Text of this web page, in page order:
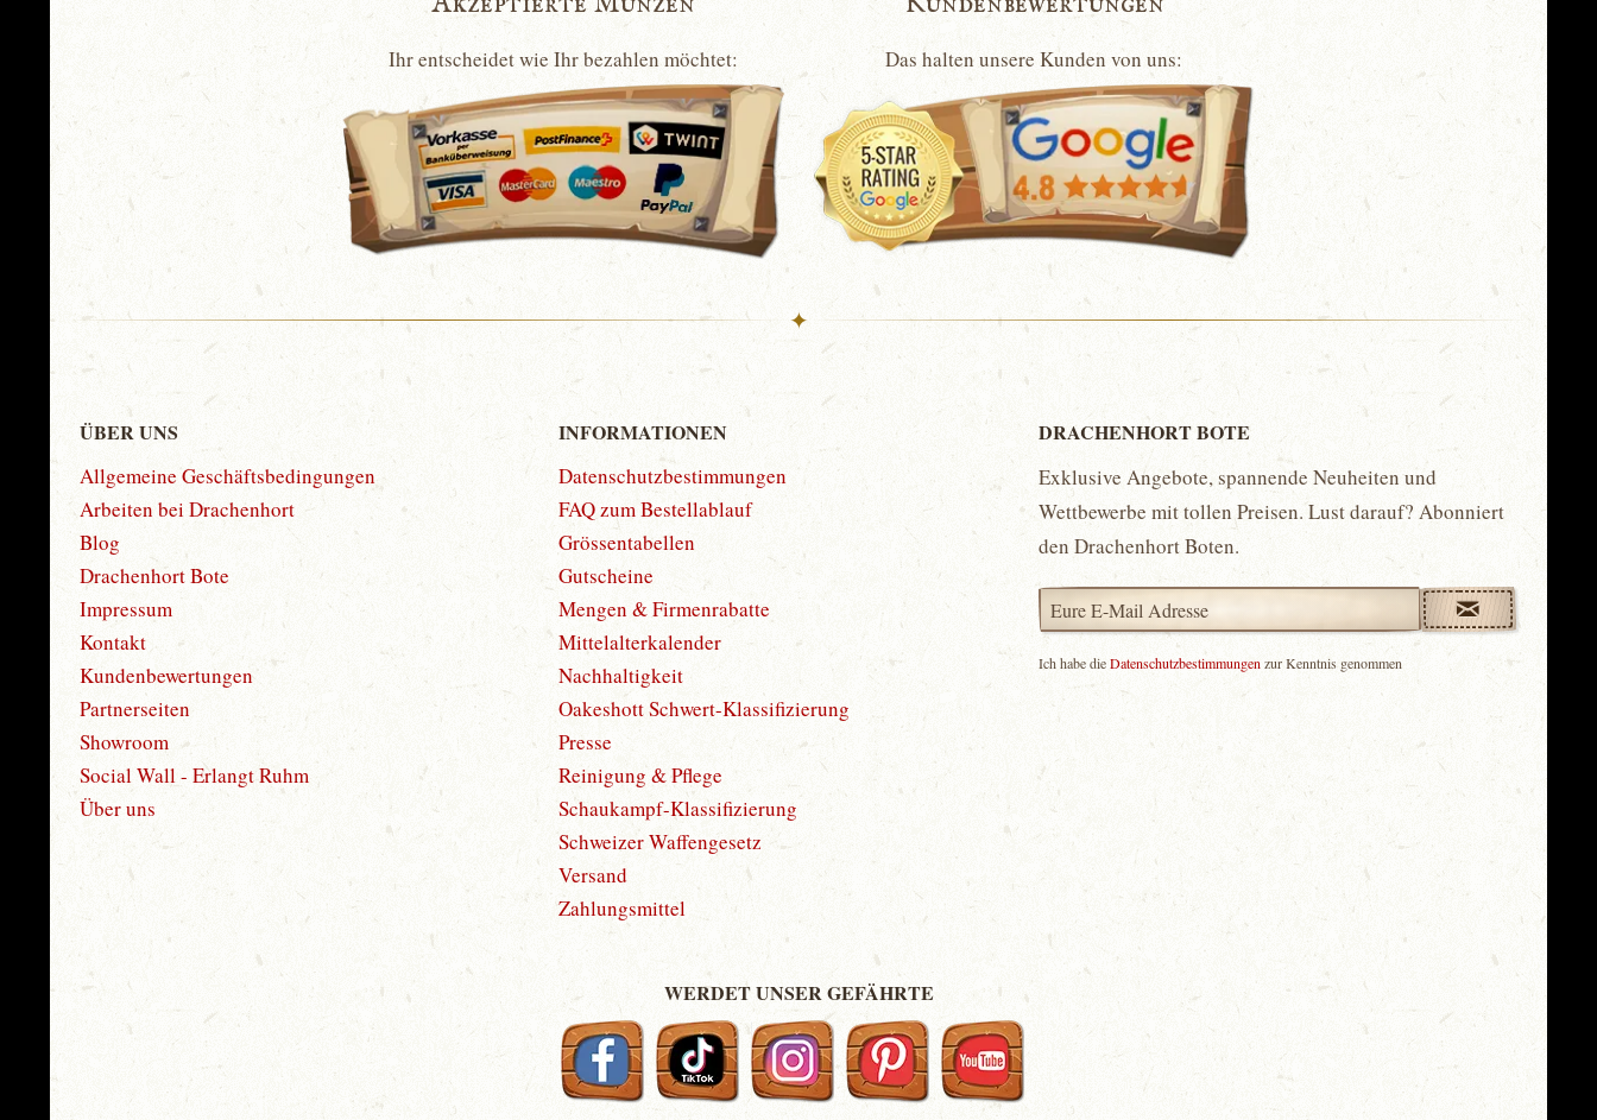
Ihr entscheidet wie Ihr bezahlen möchtet: Das halten unsere Kunden von uns:
✦
ÜBER UNS
Allgemeine Geschäftsbedingungen
Arbeiten bei Drachenhort
Blog
Drachenhort Bote
Impressum
Kontakt
Kundenbewertungen
Partnerseiten
Showroom
Social Wall - Erlangt Ruhm
Über uns
INFORMATIONEN
Datenschutzbestimmungen
FAQ zum Bestellablauf
Grössentabellen
Gutscheine
Mengen & Firmenrabatte
Mittelalterkalender
Nachhaltigkeit
Oakeshott Schwert-Klassifizierung
Presse
Reinigung & Pflege
Schaukampf-Klassifizierung
Schweizer Waffengesetz
Versand
Zahlungsmittel
DRACHENHORT BOTE
Exklusive Angebote, spannende Neuheiten und
Wettbewerbe mit tollen Preisen. Lust darauf? Abonniert
den Drachenhort Boten.
Ich habe dieDatenschutzbestimmungen zur Kenntnis genommen
WERDET UNSER GEFÄHRTE